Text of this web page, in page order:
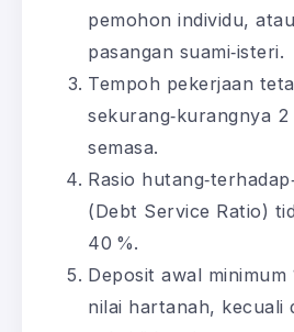
pemohon individu,
pasangan suami‑isteri.
Tempoh pekerjaan
sekurang‑kurangnya
semasa.
Rasio
(Debt Service Ratio)
40 %.
Deposit awal minimum
nilai hartanah, kecuali